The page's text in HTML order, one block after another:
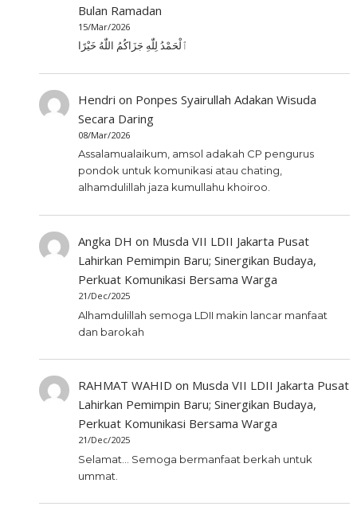
Bulan Ramadan
15/Mar/2026
ٱلْحَمْدُ لِلّٰهِ جَزَاكُمُ اللّٰهُ خَيْرًا
Hendri on Ponpes Syairullah Adakan Wisuda
Secara Daring
08/Mar/2026
Assalamualaikum, amsol adakah CP pengurus
pondok untuk komunikasi atau chating,
alhamdulillah jaza kumullahu khoiroo.
Angka DH on Musda VII LDII Jakarta Pusat
Lahirkan Pemimpin Baru; Sinergikan Budaya,
Perkuat Komunikasi Bersama Warga
21/Dec/2025
Alhamdulillah semoga LDII makin lancar manfaat
dan barokah
RAHMAT WAHID on Musda VII LDII Jakarta Pusat
Lahirkan Pemimpin Baru; Sinergikan Budaya,
Perkuat Komunikasi Bersama Warga
21/Dec/2025
Selamat... Semoga bermanfaat berkah untuk
ummat.